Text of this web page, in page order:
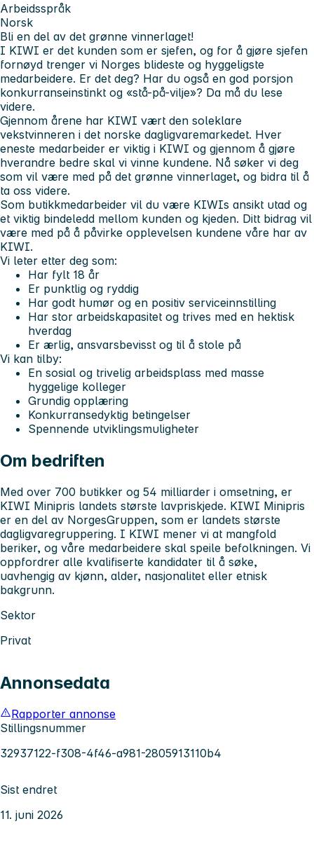
Arbeidsspråk
Norsk
Bli en del av det grønne vinnerlaget!
I KIWI er det kunden som er sjefen, og for å gjøre sjefen
fornøyd trenger vi Norges blideste og hyggeligste
medarbeidere. Er det deg? Har du også en god porsjon
konkurranseinstinkt og «stå-på-vilje»? Da må du lese
videre.
Gjennom årene har KIWI vært den soleklare
vekstvinneren i det norske dagligvaremarkedet. Hver
eneste medarbeider er viktig i KIWI og gjennom å gjøre
hverandre bedre skal vi vinne kundene. Nå søker vi deg
som vil være med på det grønne vinnerlaget, og bidra til å
ta oss videre.
Som butikkmedarbeider vil du være KIWIs ansikt utad og
et viktig bindeledd mellom kunden og kjeden. Ditt bidrag vil
være med på å påvirke opplevelsen kundene våre har av
KIWI.
Vi leter etter deg som:
Har fylt 18 år
Er punktlig og ryddig
Har godt humør og en positiv serviceinnstilling
Har stor arbeidskapasitet og trives med en hektisk
hverdag
Er ærlig, ansvarsbevisst og til å stole på
Vi kan tilby:
En sosial og trivelig arbeidsplass med masse
hyggelige kolleger
Grundig opplæring
Konkurransedyktig betingelser
Spennende utviklingsmuligheter
Om bedriften
Med over 700 butikker og 54 milliarder i omsetning, er
KIWI Minipris landets største lavpriskjede. KIWI Minipris
er en del av NorgesGruppen, som er landets største
dagligvaregruppering. I KIWI mener vi at mangfold
beriker, og våre medarbeidere skal speile befolkningen. Vi
oppfordrer alle kvalifiserte kandidater til å søke,
uavhengig av kjønn, alder, nasjonalitet eller etnisk
bakgrunn.
Sektor
Privat
Annonsedata
Rapporter annonse
Stillingsnummer
32937122-f308-4f46-a981-2805913110b4
Sist endret
11. juni 2026